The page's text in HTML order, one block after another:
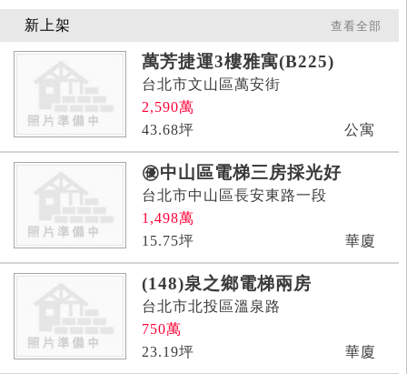
新上架 查看全部
萬芳捷運3樓雅寓(B225)
台北市文山區萬安街
2,590萬
43.68坪 公寓
㊝中山區電梯三房採光好
台北市中山區長安東路一段
1,498萬
15.75坪 華廈
(148)泉之鄉電梯兩房
台北市北投區溫泉路
750萬
23.19坪 華廈